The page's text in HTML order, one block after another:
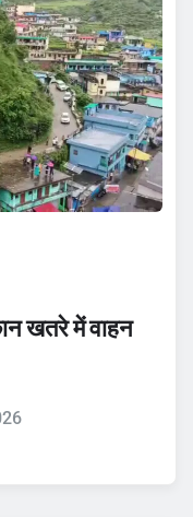
खतरे में वाहन